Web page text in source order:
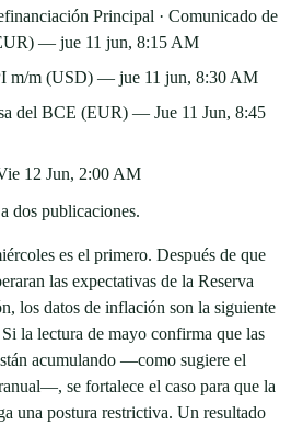
Principal · Comunicado de
— jue 11 jun, 8:15 AM
m/m (USD) — jue 11 jun, 8:30 AM
del BCE (EUR) — Jue 11 Jun, 8:45
12 Jun, 2:00 AM
dos publicaciones.
es el primero. Después de que
las expectativas de la Reserva
los datos de inflación son la siguiente
la lectura de mayo confirma que las
acumulando —como sugiere el
se fortalece el caso para que la
una postura restrictiva. Un resultado